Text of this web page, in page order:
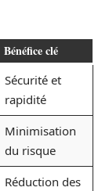
Bénéfice clé
Sécurité et
rapidité
Minimisation
du risque
Réduction des